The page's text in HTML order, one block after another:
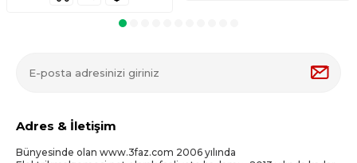
Adres & İletişim
Bünyesinde olan www.3faz.com 2006 yılında